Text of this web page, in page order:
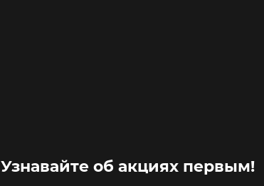
Узнавайте об акциях первым!